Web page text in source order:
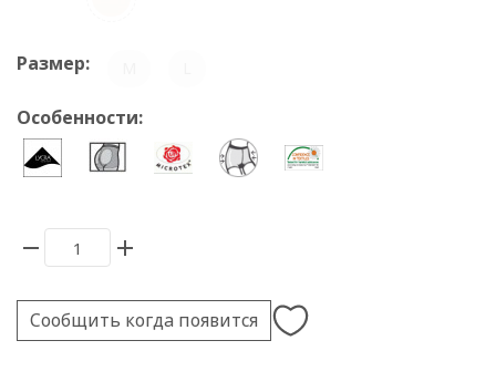
Размер:
Особенности:
Сообщить когда появится